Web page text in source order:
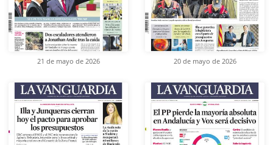
21 de mayo de 2026 20 de mayo de 2026